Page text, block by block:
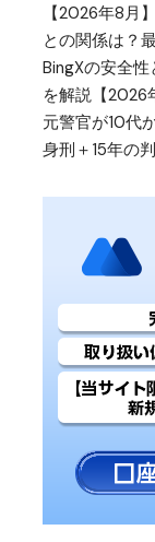
【2026年8月
との関係は？
BingXの安全
を解説【2026
元警官が10代
身刑＋15年の